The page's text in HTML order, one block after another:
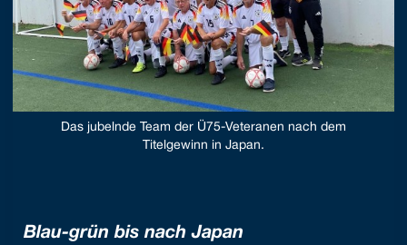
Das jubelnde Team der Ü75-Veteranen nach dem
Titelgewinn in Japan.
Blau-grün bis nach Japan